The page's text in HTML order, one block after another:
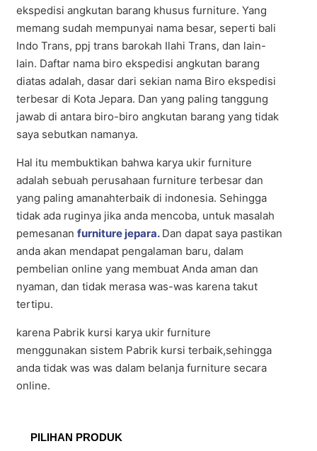
ekspedisi angkutan barang khusus furniture. Yang
memang sudah mempunyai nama besar, seperti bali
Indo Trans, ppj trans barokah Ilahi Trans, dan lain-
lain. Daftar nama biro ekspedisi angkutan barang
diatas adalah, dasar dari sekian nama Biro ekspedisi
terbesar di Kota Jepara. Dan yang paling tanggung
jawab di antara biro-biro angkutan barang yang tidak
saya sebutkan namanya.
Hal itu membuktikan bahwa karya ukir furniture
adalah sebuah perusahaan furniture terbesar dan
yang paling amanahterbaik di indonesia. Sehingga
tidak ada ruginya jika anda mencoba, untuk masalah
pemesananfurniture jepara. Dan dapat saya pastikan
anda akan mendapat pengalaman baru, dalam
pembelian online yang membuat Anda aman dan
nyaman, dan tidak merasa was-was karena takut
tertipu.
karena Pabrik kursi karya ukir furniture
menggunakan sistem Pabrik kursi terbaik,sehingga
anda tidak was was dalam belanja furniture secara
online.
PILIHAN PRODUK